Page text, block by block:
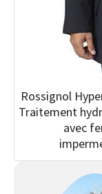
Rossignol
Traitement
avec